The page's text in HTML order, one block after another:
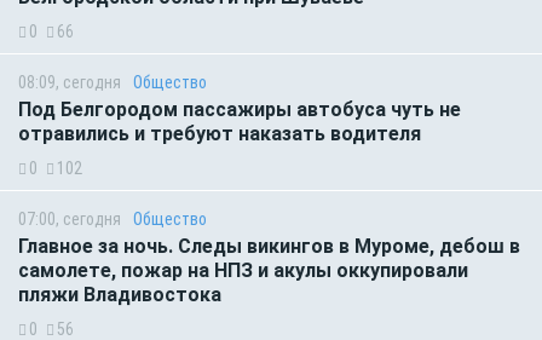
0 66
08:09, сегодня Общество
Под Белгородом пассажиры автобуса чуть не
отравились и требуют наказать водителя
0 102
07:00, сегодня Общество
Главное за ночь. Следы викингов в Муроме, дебош в
самолете, пожар на НПЗ и акулы оккупировали
пляжи Владивостока
0 56